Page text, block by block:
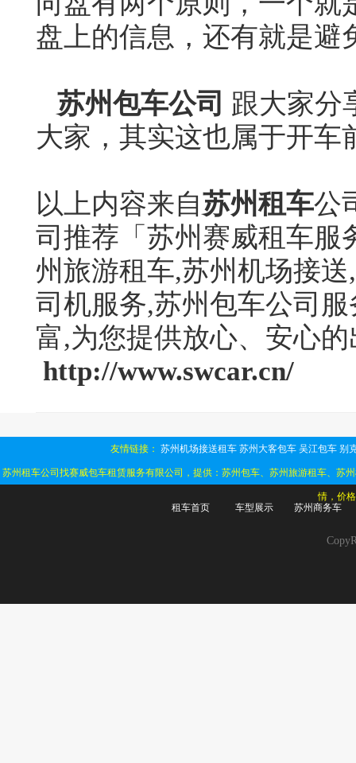
盘上的信息，还有就是避
苏州包车公司 跟大家分
大家，其实这也属于开车
以上内容来自苏州租车公
司推荐「苏州赛威租车服
州旅游租车,苏州机场接
司机服务,苏州包车公司
富,为您提供放心、安心
http://www.swcar.cn/
友情链接： 苏州机场接送租车 苏州大客包车 吴江包车 别
苏州租车公司找赛威包车租赁服务有限公司，提供：苏州包车、苏州旅游租车、苏
情，价
租车首页
车型展示 苏州商务车